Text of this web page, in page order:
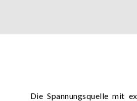
Die Spannungsquelle mit